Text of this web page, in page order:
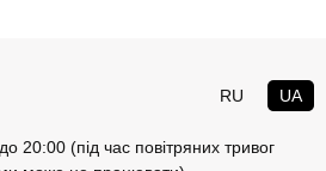
RU UA
(під час повітряних тривог